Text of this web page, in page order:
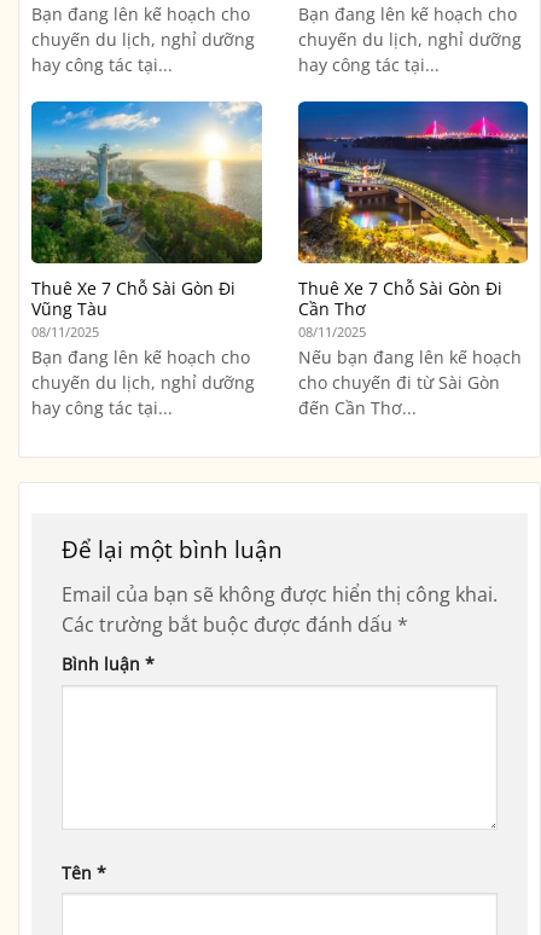
Bạn đang lên kế hoạch cho
chuyến du lịch, nghỉ dưỡng
hay công tác tại...
Bạn đang lên kế hoạch cho
chuyến du lịch, nghỉ dưỡng
hay công tác tại...
Thuê Xe 7 Chỗ Sài Gòn Đi
Vũng Tàu
08/11/2025
Bạn đang lên kế hoạch cho
chuyến du lịch, nghỉ dưỡng
hay công tác tại...
Thuê Xe 7 Chỗ Sài Gòn Đi
Cần Thơ
08/11/2025
Nếu bạn đang lên kế hoạch
cho chuyến đi từ Sài Gòn
đến Cần Thơ...
Để lại một bình luận
Email của bạn sẽ không được hiển thị công khai.
Các trường bắt buộc được đánh dấu *
Bình luận *
Tên *